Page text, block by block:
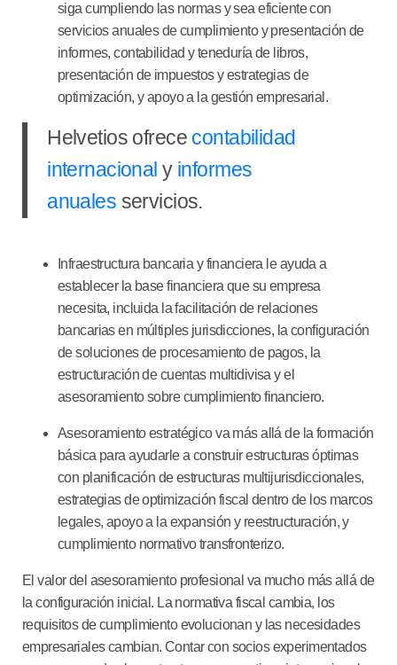
siga cumpliendo las normas y sea eficiente con
servicios anuales de cumplimiento y presentación de
informes, contabilidad y teneduría de libros,
presentación de impuestos y estrategias de
optimización, y apoyo a la gestión empresarial.
Helvetios ofrece contabilidad
internacional y informes
anuales servicios.
Infraestructura bancaria y financierale ayuda a
establecer la base financiera que su empresa
necesita, incluida la facilitación de relaciones
bancarias en múltiples jurisdicciones, la configuración
de soluciones de procesamiento de pagos, la
estructuración de cuentas multidivisa y el
asesoramiento sobre cumplimiento financiero.
Asesoramiento estratégicova más allá de la formación
básica para ayudarle a construir estructuras óptimas
con planificación de estructuras multijurisdiccionales,
estrategias de optimización fiscal dentro de los marcos
legales, apoyo a la expansión y reestructuración, y
cumplimiento normativo transfronterizo.
El valor del asesoramiento profesional va mucho más allá de
la configuración inicial. La normativa fiscal cambia, los
requisitos de cumplimiento evolucionan y las necesidades
empresariales cambian. Contar con socios experimentados